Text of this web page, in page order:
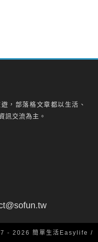
，部落格文章都以生活、
訊交流為主。
- 2026 簡單生活Easylife